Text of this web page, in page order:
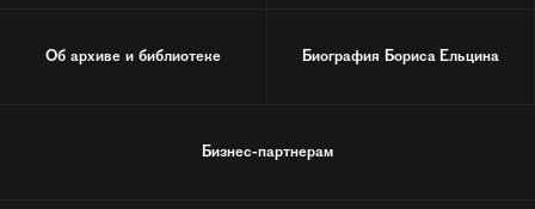
Об архиве и библиотеке Биография Бориса Ельцина
Бизнес-партнерам